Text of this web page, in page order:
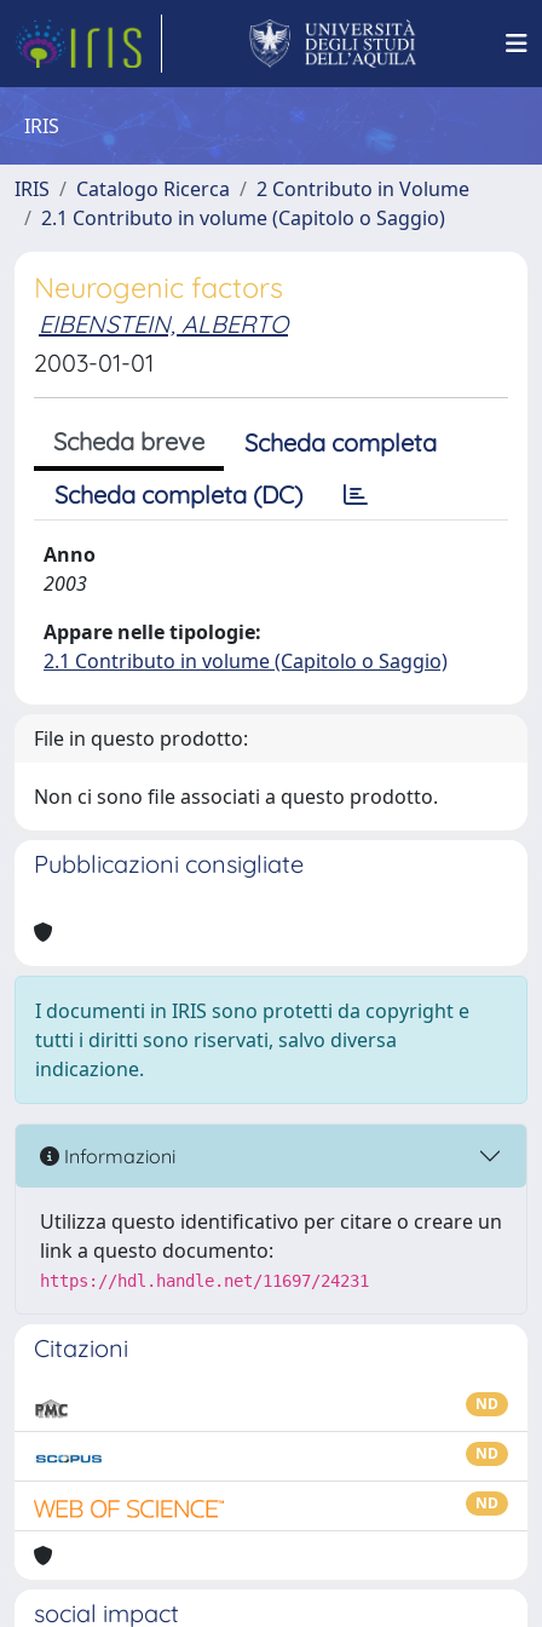
IRIS
IRIS Catalogo Ricerca
2 Contributo in Volume
2.1 Contributo in volume (Capitolo o Saggio)
Neurogenic factors
EIBENSTEIN, ALBERTO
2003-01-01
Scheda breve
Scheda completa
Scheda completa (DC)
Anno
2003
Appare nelle tipologie:
2.1 Contributo in volume (Capitolo o Saggio)
File in questo prodotto:
Non ci sono file associati a questo prodotto.
Pubblicazioni consigliate
I documenti in IRIS sono protetti da copyright e
tutti i diritti sono riservati, salvo diversa
indicazione.
Informazioni
Utilizza questo identificativo per citare o creare un
link a questo documento:
https://hdl.handle.net/11697/24231
Citazioni
ND
ND
ND
social impact